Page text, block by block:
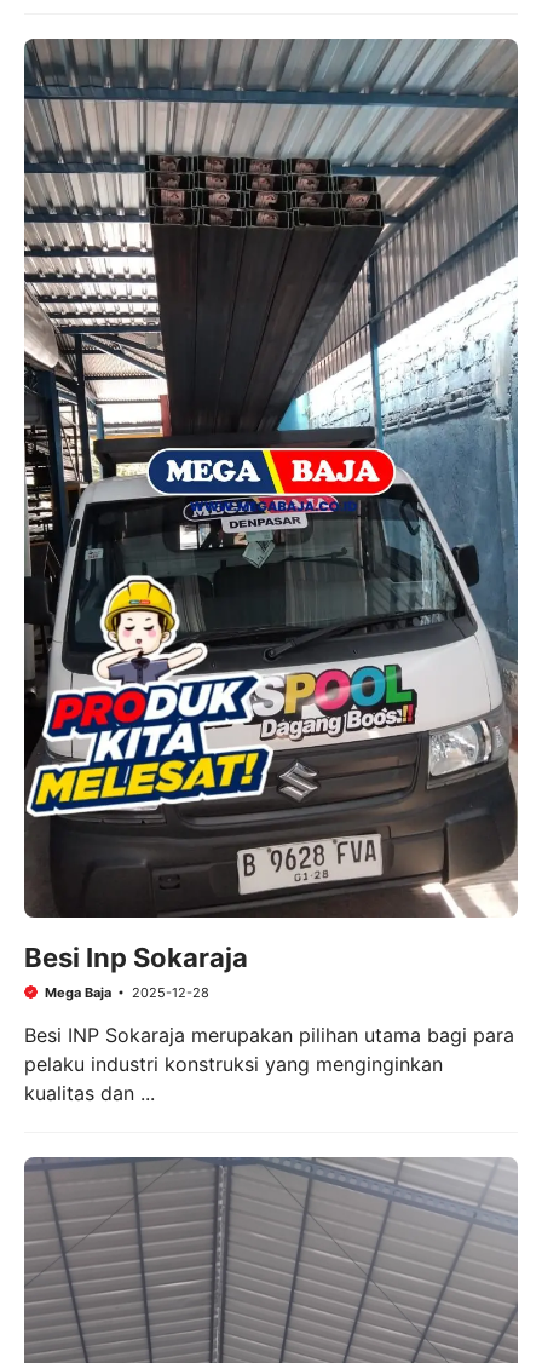
Besi Inp Sokaraja
Mega Baja 2025-12-28
Besi INP Sokaraja merupakan pilihan utama bagi para
pelaku industri konstruksi yang menginginkan
kualitas dan ...